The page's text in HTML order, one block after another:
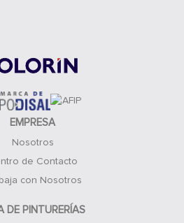
EMPRESA
Nosotros
de Contacto
con Nosotros
DE PINTURERÍAS